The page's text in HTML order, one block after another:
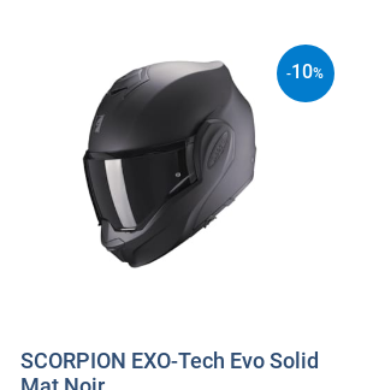
SCORPION EXO-Tech Evo Solid
-10%